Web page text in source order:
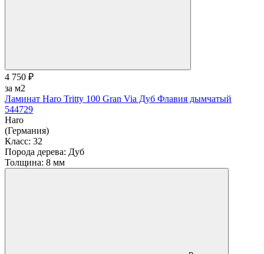
4 750 ₽
за м2
Ламинат Haro Tritty 100 Gran Via Дуб Флавия дымчатый
544729
Haro
(Германия)
Класс: 32
Порода дерева: Дуб
Толщина: 8 мм